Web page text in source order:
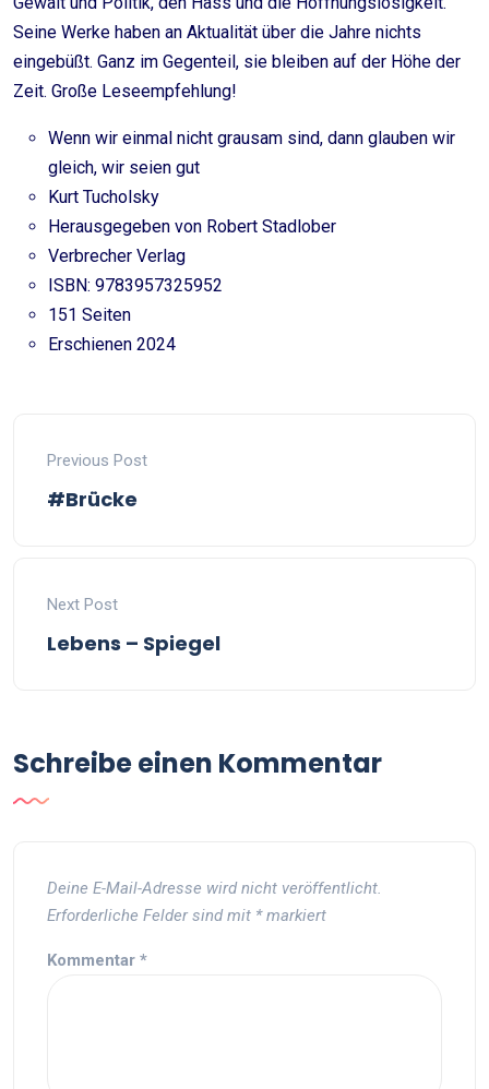
Seine Werke haben an Aktualität über die Jahre nichts
eingebüßt. Ganz im Gegenteil, sie bleiben auf der Höhe der
Zeit. Große Leseempfehlung!
Wenn wir einmal nicht grausam sind, dann glauben wir
gleich, wir seien gut
Kurt Tucholsky
Herausgegeben von Robert Stadlober
Verbrecher Verlag
ISBN: 9783957325952
151 Seiten
Erschienen 2024
Previous Post
#Brücke
Next Post
Lebens – Spiegel
Schreibe einen Kommentar
Deine E-Mail-Adresse wird nicht veröffentlicht.
Erforderliche Felder sind mit *markiert
Kommentar *